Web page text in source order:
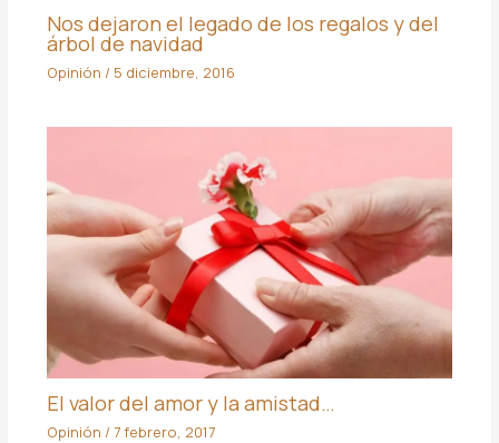
Nos dejaron el legado de los regalos y del
árbol de navidad
Opinión / 5 diciembre, 2016
El valor del amor y la amistad…
Opinión / 7 febrero, 2017